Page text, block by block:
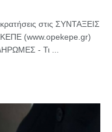
στις ΣΥΝΤΑΞΕΙΣ
(www.opekepe.gr)
- Τι ...